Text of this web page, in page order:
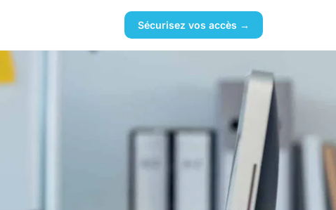
Sécurisez vos accès →